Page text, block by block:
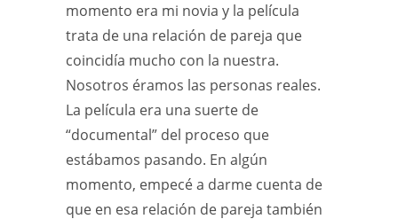
momento era mi novia y la película
trata de una relación de pareja que
coincidía mucho con la nuestra.
Nosotros éramos las personas reales.
La película era una suerte de
“documental” del proceso que
estábamos pasando. En algún
momento, empecé a darme cuenta de
que en esa relación de pareja también